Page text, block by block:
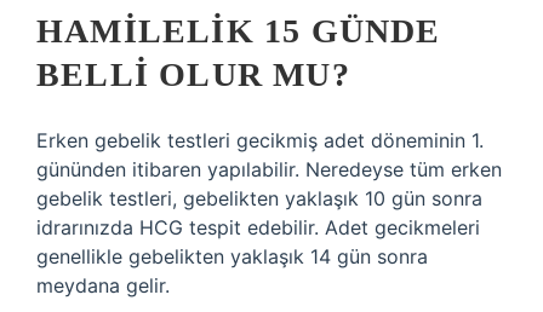
HAMILELIK 15 GÜNDE
BELLI OLUR MU?
Erken gebelik testleri gecikmiş adet döneminin 1.
gününden itibaren yapılabilir. Neredeyse tüm erken
gebelik testleri, gebelikten yaklaşık 10 gün sonra
idrarınızda HCG tespit edebilir. Adet gecikmeleri
genellikle gebelikten yaklaşık 14 gün sonra
meydana gelir.